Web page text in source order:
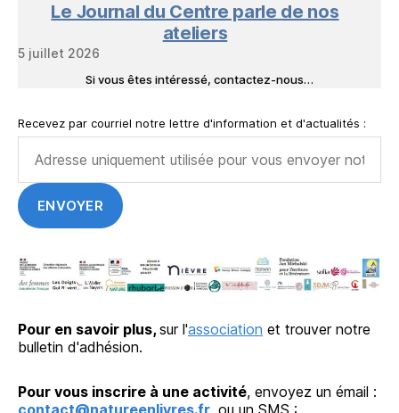
Le Journal du Centre parle de nos
ateliers
5 juillet 2026
Si vous êtes intéressé, contactez-nous…
Recevez par courriel notre lettre d'information et d'actualités :
Pour en savoir plus, sur l'association et trouver notre
bulletin d'adhésion.
Pour vous inscrire à une activité, envoyez un émail :